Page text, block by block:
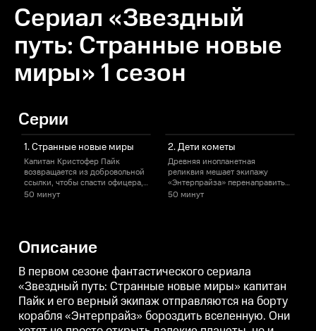
Сериал «Звездный
путь: Странные новые
миры» 1 сезон
Серии
1. Странные новые миры
Капитан Кристофер Пайк
возвращается из добровольной
ссылки, чтобы спасти офицера,
пропавшего без вести во время
50 минут
2. Дети кометы
Древняя инопланетная
реликвия мешает экипажу
«Энтерпрайза» перенаправить
комету, которая должна упасть
50 минут
Описание
В первом сезоне фантастического сериала
«Звездный путь: Странные новые миры» капитан
Пайк и его верный экипаж отправляются на борту
корабля «Энтерпрайз» бороздить вселенную. Они